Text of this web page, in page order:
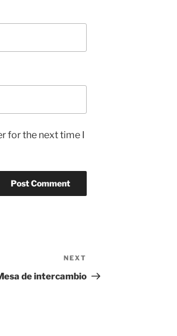
for the next time I
Post
NEXT
de intercambio